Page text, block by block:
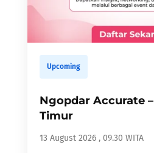
Upcoming
Ngopdar Accurate
Timur
13 August 2026 , 09.30 WITA